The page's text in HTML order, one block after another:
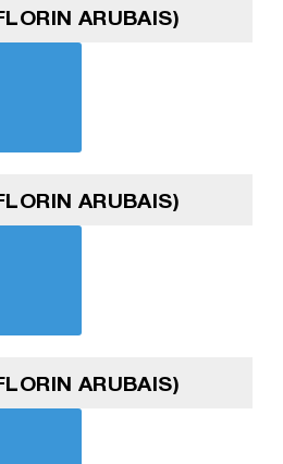
ARUBAIS)
ARUBAIS)
ARUBAIS)